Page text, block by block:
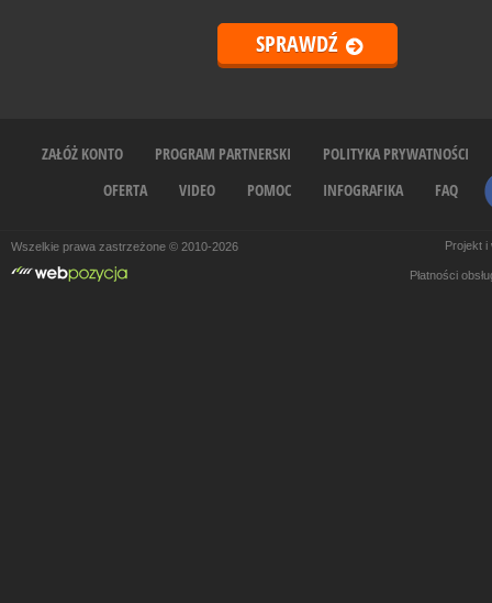
ZAŁÓŻ KONTO PROGRAM PARTNERSKI
POLITYKA PRYWATNOŚCI
OFERTA
VIDEO POMOC INFOGRAFIKA FAQ
Wszelkie prawa zastrzeżone © 2010-2026 Projekt
Płatności